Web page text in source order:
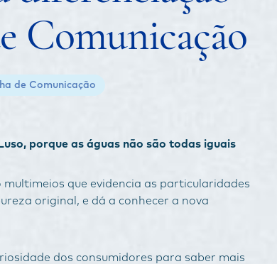
Comunicação
de Comunicação
porque as águas não são todas iguais
que evidencia as particularidades
original, e dá a conhecer a nova
dos consumidores para saber mais